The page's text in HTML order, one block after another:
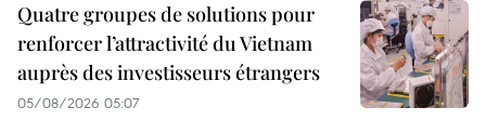
Quatre groupes de solutions pour
renforcer l’attractivité du Vietnam
auprès des investisseurs étrangers
05/08/2026 05:07